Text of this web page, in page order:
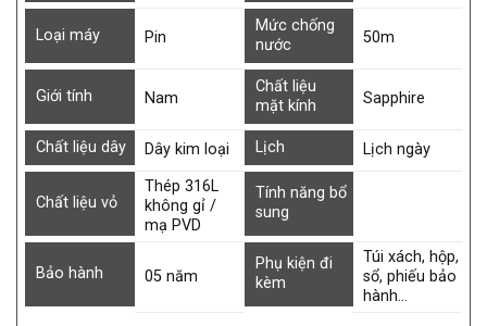
Loại máy Pin
Mức chống
nước
50m
Giới tính Nam
Chất liệu
mặt kính
Sapphire
Chất liệu dây Dây kim loại Lịch Lịch ngày
Chất liệu vỏ
Thép 316L
không gỉ /
mạ PVD
Tính năng bổ
sung
Bảo hành 05 năm
Phụ kiện đi
kèm
Túi xách, hộp,
sổ, phiếu bảo
hành…